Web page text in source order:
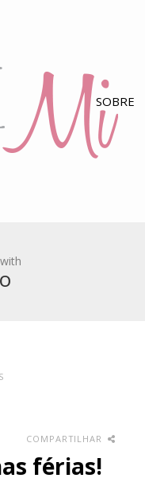
COMPARTILHAR
férias!